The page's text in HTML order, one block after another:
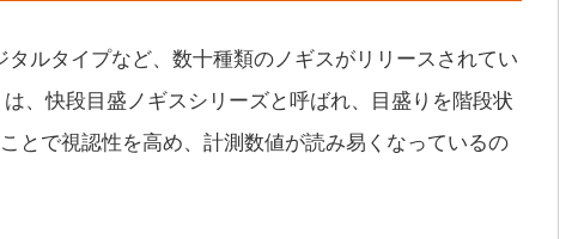
ルタイプなど、数十種類のノギスがリリースされてい
、快段目盛ノギスシリーズと呼ばれ、目盛りを階段状
とで視認性を高め、計測数値が読み易くなっているの